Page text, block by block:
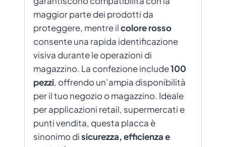
maggior parte dei prodotti da
proteggere, mentre ilcolore rosso
consente una rapida identificazione
visiva durante le operazioni di
magazzino. La confezione include100
pezzi, offrendo un’ampia disponibilità
per il tuo negozio o magazzino. Ideale
per applicazioni retail, supermercati e
punti vendita, questa placca è
sinonimo disicurezza, efficienza e